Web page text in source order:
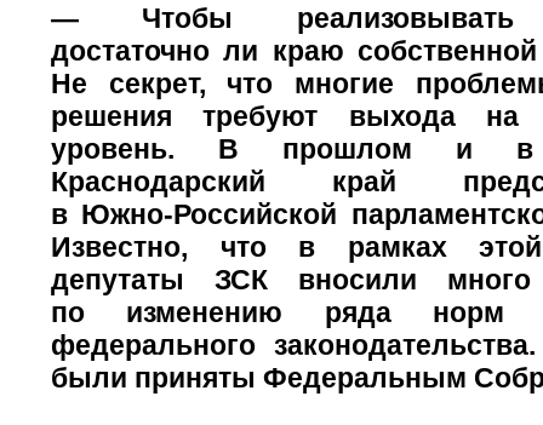
— Чтобы реализовывать
достаточно ли краю
Не секрет, что многие
решения требуют выхода на
уровень. В прошлом и в
Краснодарский край
в Южно-Российской
Известно, что в рамках этой
депутаты ЗСК вносили много
по изменению ряда норм
федерального
были приняты Федеральным